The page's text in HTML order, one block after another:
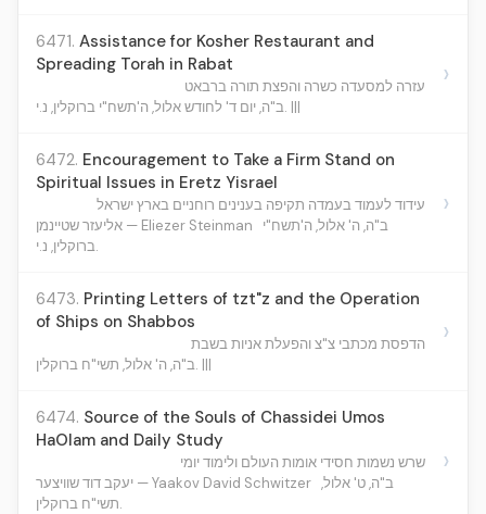
6471. Assistance for Kosher Restaurant and
Spreading Torah in Rabat
עזרה למסעדה כשרה והפצת תורה ברבאט
ב"ה, יום ד' לחודש אלול, ה'תשח"י ברוקלין, נ.י. |||
›
6472. Encouragement to Take a Firm Stand on
Spiritual Issues in Eretz Yisrael
עידוד לעמוד בעמדה תקיפה בענינים רוחניים בארץ ישראל
אליעזר שטיינמן — Eliezer Steinman
ב"ה, ה' אלול, ה'תשח"י
ברוקלין, נ.י.
›
6473. Printing Letters of tzt"z and the Operation
of Ships on Shabbos
הדפסת מכתבי צ"צ והפעלת אניות בשבת
ב"ה, ה' אלול, תשי"ח ברוקלין. |||
›
6474. Source of the Souls of Chassidei Umos
HaOlam and Daily Study
שרש נשמות חסידי אומות העולם ולימוד יומי
יעקב דוד שוויצער — Yaakov David Schwitzer ב"ה, ט' אלול,
תשי"ח ברוקלין.
›